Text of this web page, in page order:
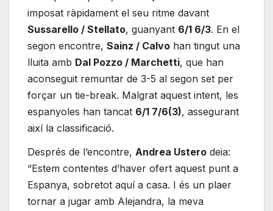
imposat ràpidament el seu ritme davant
Sussarello / Stellato, guanyant 6/1 6/3. En el
segon encontre, Sainz / Calvo han tingut una
lluita amb Dal Pozzo / Marchetti, que han
aconseguit remuntar de 3-5 al segon set per
forçar un tie-break. Malgrat aquest intent, les
espanyoles han tancat 6/1 7/6(3), assegurant
així la classificació.
Després de l’encontre, Andrea Ustero deia:
“Estem contentes d’haver ofert aquest punt a
Espanya, sobretot aquí a casa. I és un plaer
tornar a jugar amb Alejandra, la meva